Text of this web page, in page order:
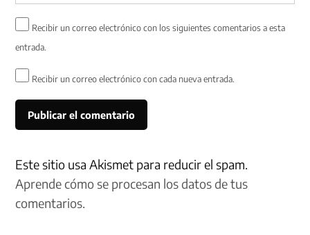
Recibir un correo electrónico con los siguientes comentarios a esta
entrada.
Recibir un correo electrónico con cada nueva entrada.
Este sitio usa Akismet para reducir el spam.
Aprende cómo se procesan los datos de tus
comentarios.